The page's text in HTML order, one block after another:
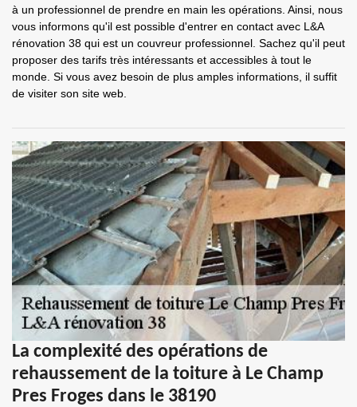
à un professionnel de prendre en main les opérations. Ainsi, nous
vous informons qu'il est possible d'entrer en contact avec L&A
rénovation 38 qui est un couvreur professionnel. Sachez qu'il peut
proposer des tarifs très intéressants et accessibles à tout le
monde. Si vous avez besoin de plus amples informations, il suffit
de visiter son site web.
La complexité des opérations de
rehaussement de la toiture à Le Champ
Pres Froges dans le 38190